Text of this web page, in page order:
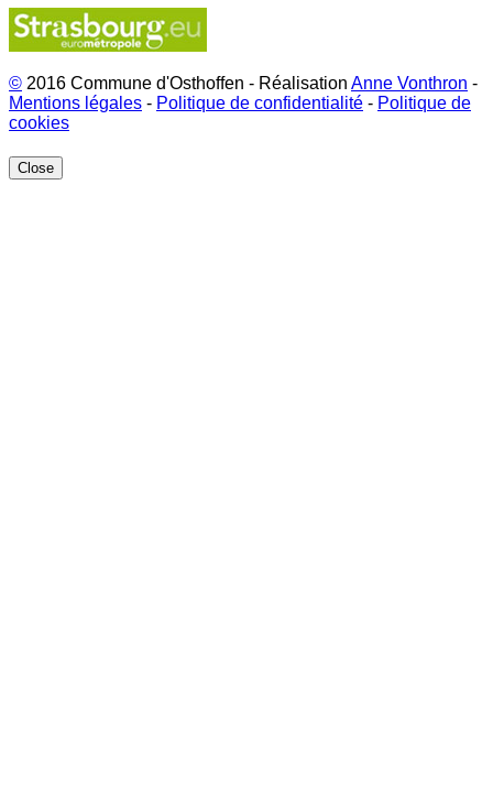
© 2016 Commune d'Osthoffen - Réalisation Anne Vonthron -
Mentions légales - Politique de confidentialité - Politique de
cookies
Close